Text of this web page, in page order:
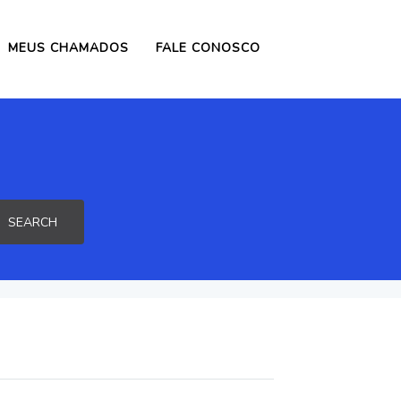
MEUS CHAMADOS FALE CONOSCO
SEARCH